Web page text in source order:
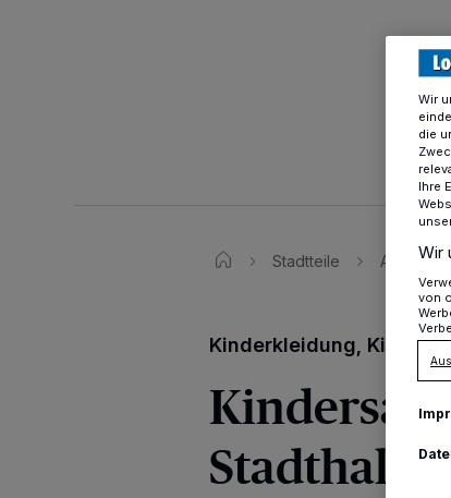
Stadtteile Alt-
Kinderkleidung,
Stadthalle
Wir
die
Ihre
Wir
von